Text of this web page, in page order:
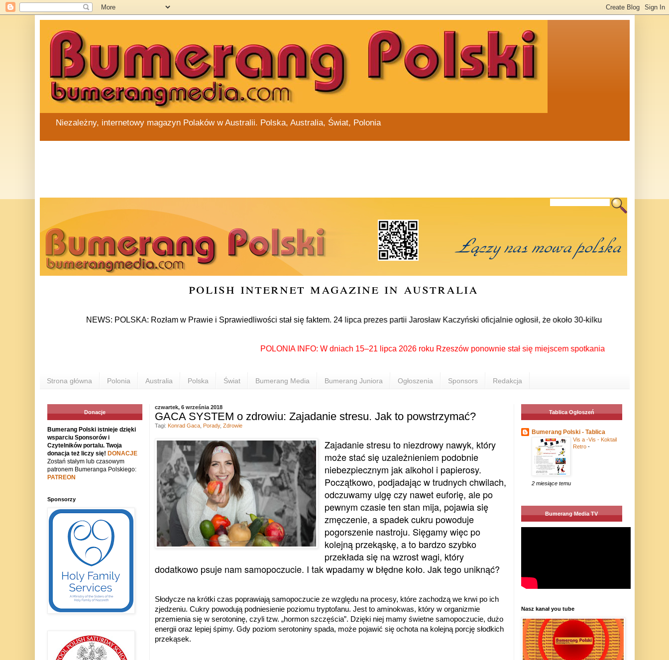
Niezależny, internetowy magazyn Polaków w Australii. Polska, Australia, Świat, Polonia
polish internet magazine in australia
NEWS: POLSKA: Rozłam w Prawie i Sprawiedliwości stał się faktem. 24 lipca prezes partii Jarosław Kaczyński oficjalnie ogłosił, że około 30-kilku posłów
POLONIA INFO: W dniach 15–21 lipca 2026 roku Rzeszów ponownie stał się miejscem spotkania Polonii z
Strona główna Polonia Australia Polska Świat Bumerang Media Bumerang Juniora Ogłoszenia Sponsors Redakcja
czwartek, 6 września 2018
GACA SYSTEM o zdrowiu: Zajadanie stresu. Jak to powstrzymać?
Zajadanie stresu to niezdrowy nawyk, który
może stać się uzależnieniem podobnie
niebezpiecznym jak alkohol i papierosy.
Początkowo, podjadając w trudnych chwilach,
odczuwamy ulgę czy nawet euforię, ale po
pewnym czasie ten stan mija, pojawia się
zmęczenie, a spadek cukru powoduje
pogorszenie nastroju. Sięgamy więc po
kolejną przekąskę, a to bardzo szybko
przekłada się na wzrost wagi, który
dodatkowo psuje nam samopoczucie. I tak wpadamy w błędne koło. Jak tego uniknąć?
Słodycze na krótki czas poprawiają samopoczucie ze względu na procesy, które zachodzą we krwi po ich
zjedzeniu. Cukry powodują podniesienie poziomu tryptofanu. Jest to aminokwas, który w organizmie
przemienia się w serotoninę, czyli tzw. „hormon szczęścia”. Dzięki niej mamy świetne samopoczucie, dużo
energii oraz lepiej śpimy. Gdy poziom serotoniny spada, może pojawić się ochota na kolejną porcję słodkich
przekąsek.
Tagi: Konrad Gaca, Porady, Zdrowie
Donacje
Bumerang Polski istnieje dzięki
wsparciu Sponsorów i
Czytelników portalu. Twoja
donacja też liczy się! DONACJE
Zostań stałym lub czasowym
patronem Bumeranga Polskiego:
PATREON
Sponsorzy
Tablica Ogłoszeń
Bumerang Polski - Tablica
Vis a -Vis - Koktail
Retro -
2 miesiące temu
Bumerang Media TV
Nasz kanał you tube